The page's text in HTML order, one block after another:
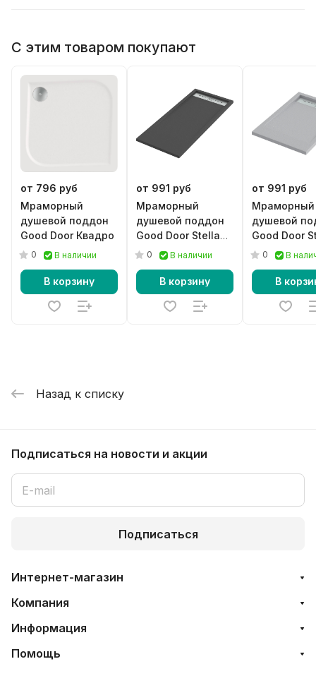
С этим товаром покупают
от 796 руб
Мраморный
душевой поддон
Good Door Квадро
0 В наличии
В корзину
от 991 руб
Мраморный
душевой поддон
Good Door Stella
черный
0 В наличии
В корзину
от 991 руб
Мраморный
душевой
Good Door
серый
0 В
В
Назад к списку
Подписаться на новости и акции
Подписаться
Интернет-магазин
Компания
Информация
Помощь